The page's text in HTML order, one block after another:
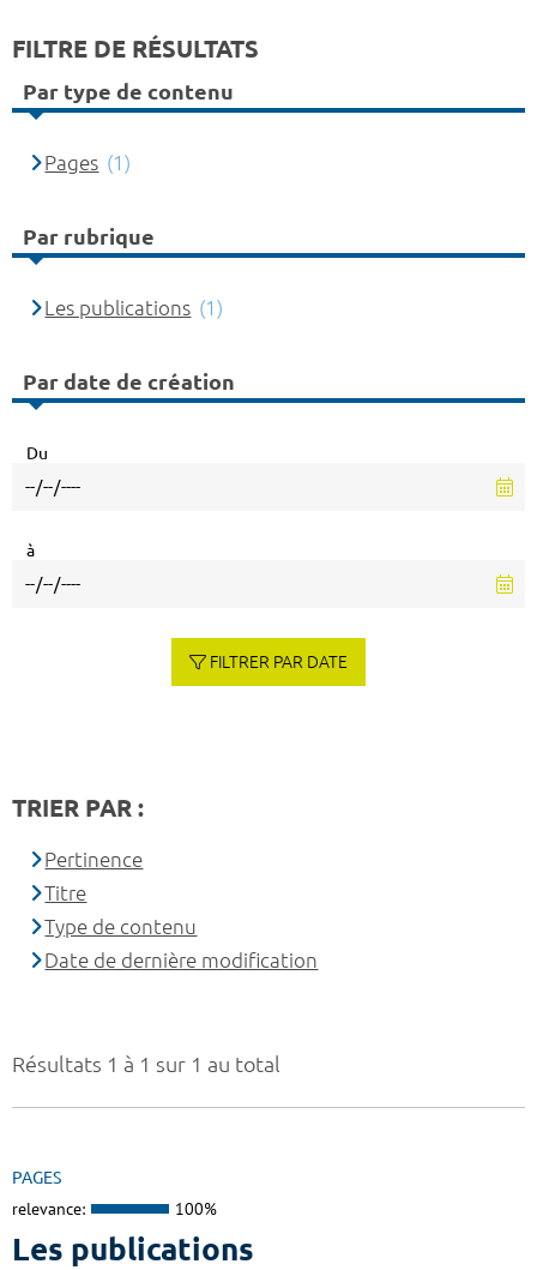
Résultats 1 à 1 sur 1 au total
PAGES
relevance: 100%
Les publications
FILTRE DE RÉSULTATS
Par type de contenu
Pages (1)
Par rubrique
Les publications (1)
Par date de création
Du
à
FILTRER PAR DATE
TRIER PAR :
Pertinence
Titre
Type de contenu
Date de dernière modification